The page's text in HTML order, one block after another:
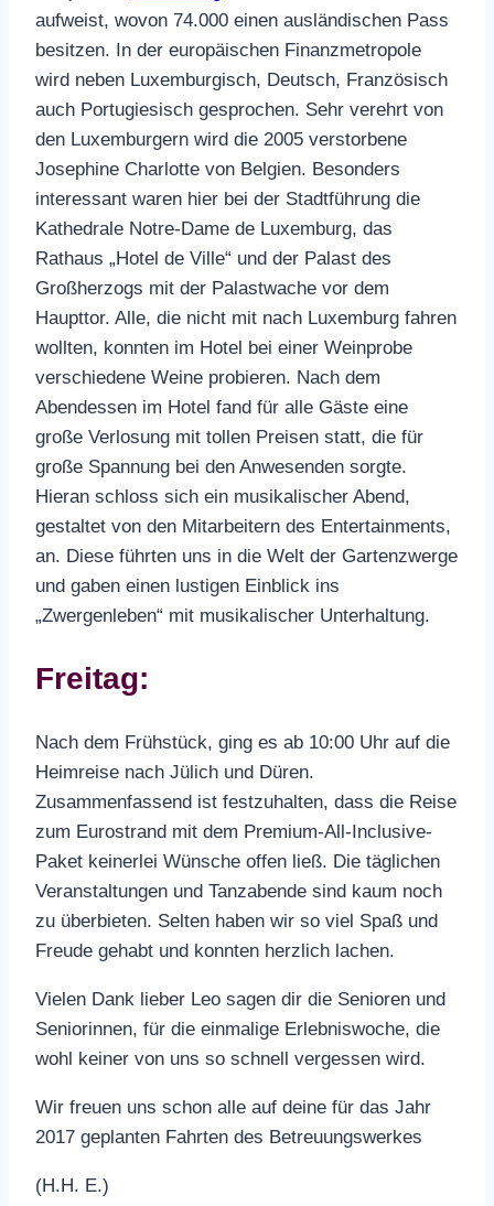
aufweist, wovon 74.000 einen ausländischen Pass
besitzen. In der europäischen Finanzmetropole
wird neben Luxemburgisch, Deutsch, Französisch
auch Portugiesisch gesprochen. Sehr verehrt von
den Luxemburgern wird die 2005 verstorbene
Josephine Charlotte von Belgien. Besonders
interessant waren hier bei der Stadtführung die
Kathedrale Notre-Dame de Luxemburg, das
Rathaus „Hotel de Ville“ und der Palast des
Großherzogs mit der Palastwache vor dem
Haupttor. Alle, die nicht mit nach Luxemburg fahren
wollten, konnten im Hotel bei einer Weinprobe
verschiedene Weine probieren. Nach dem
Abendessen im Hotel fand für alle Gäste eine
große Verlosung mit tollen Preisen statt, die für
große Spannung bei den Anwesenden sorgte.
Hieran schloss sich ein musikalischer Abend,
gestaltet von den Mitarbeitern des Entertainments,
an. Diese führten uns in die Welt der Gartenzwerge
und gaben einen lustigen Einblick ins
„Zwergenleben“ mit musikalischer Unterhaltung.
Freitag:
Nach dem Frühstück, ging es ab 10:00 Uhr auf die
Heimreise nach Jülich und Düren.
Zusammenfassend ist festzuhalten, dass die Reise
zum Eurostrand mit dem Premium-All-Inclusive-
Paket keinerlei Wünsche offen ließ. Die täglichen
Veranstaltungen und Tanzabende sind kaum noch
zu überbieten. Selten haben wir so viel Spaß und
Freude gehabt und konnten herzlich lachen.
Vielen Dank lieber Leo sagen dir die Senioren und
Seniorinnen, für die einmalige Erlebniswoche, die
wohl keiner von uns so schnell vergessen wird.
Wir freuen uns schon alle auf deine für das Jahr
2017 geplanten Fahrten des Betreuungswerkes
(H.H. E.)